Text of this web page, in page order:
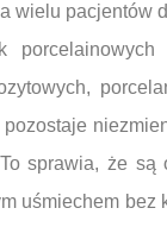
wielu pacjentów
sprawia, że
uśmiechem bez